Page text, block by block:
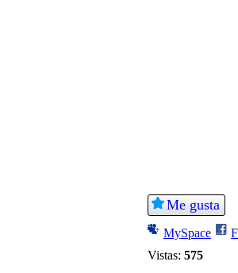
Me gusta
MySpace
Vistas: 575